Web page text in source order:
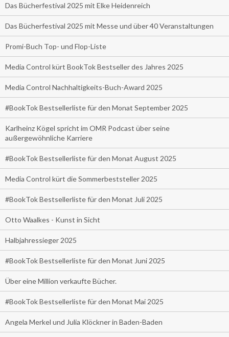
Das Bücherfestival 2025 mit Elke Heidenreich
Das Bücherfestival 2025 mit Messe und über 40 Veranstaltungen
Promi-Buch Top- und Flop-Liste
Media Control kürt BookTok Bestseller des Jahres 2025
Media Control Nachhaltigkeits-Buch-Award 2025
#BookTok Bestsellerliste für den Monat September 2025
Karlheinz Kögel spricht im OMR Podcast über seine
außergewöhnliche Karriere
#BookTok Bestsellerliste für den Monat August 2025
Media Control kürt die Sommerbeststeller 2025
#BookTok Bestsellerliste für den Monat Juli 2025
Otto Waalkes - Kunst in Sicht
Halbjahressieger 2025
#BookTok Bestsellerliste für den Monat Juni 2025
Über eine Million verkaufte Bücher.
#BookTok Bestsellerliste für den Monat Mai 2025
Angela Merkel und Julia Klöckner in Baden-Baden